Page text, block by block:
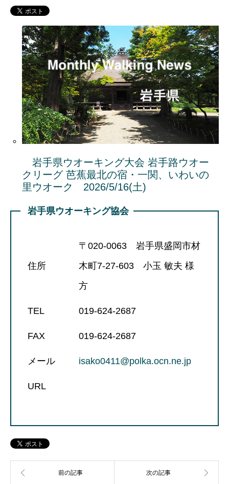
岩手県ウオーキング大会 岩手路ウオー
クリーグ 芭蕉最北の宿・一関、いわいの
里ウオーク 2026/5/16(土)
岩手県ウオーキング協会
住所
〒020-0063 岩手県盛岡市材
木町7-27-603 小玉 敏夫 様
方
TEL 019-624-2687
FAX 019-624-2687
メール isako0411@polka.ocn.ne.jp
URL